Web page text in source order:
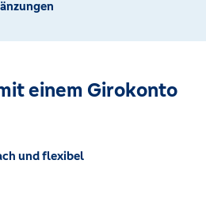
einem Girokonto
und flexibel